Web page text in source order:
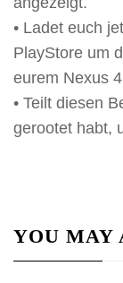
• Ladet euch
PlayStore um
eurem Nexus
• Teilt diesen
gerootet habt,
YOU MAY